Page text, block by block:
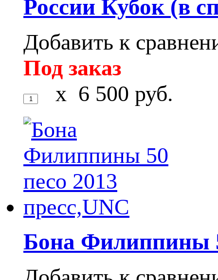
России Кубок (в
Добавить к
Под заказ
x 6 500 руб.
Бона Филиппины